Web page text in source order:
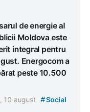
de energie al
Moldova este
integral pentru
Energocom a
peste 10.500
10 august #Social